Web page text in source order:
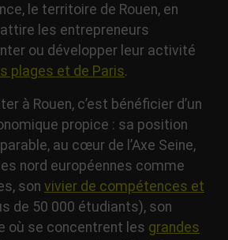
le territoire de Rouen, en
les entrepreneurs
ou développer leur activité
plages et de Paris.
à Rouen, c’est bénéficier d’un
propice : sa position
au cœur de l’Axe Seine,
nord européennes comme
son vivier de compétences et
de 50 000 étudiants), son
où se concentrent les grandes